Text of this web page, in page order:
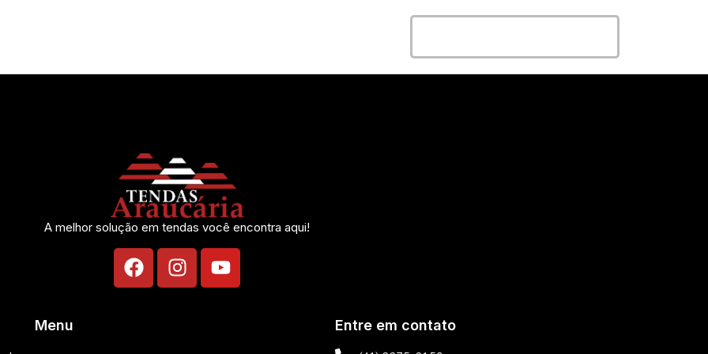
A melhor solução em tendas você encontra aqui!
Menu Entre em contato